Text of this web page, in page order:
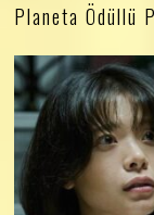
Planeta Ödüllü